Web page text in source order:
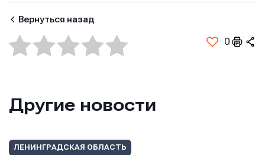
Вернуться назад
0
Другие новости
ЛЕНИНГРАДСКАЯ ОБЛАСТЬ
Имя